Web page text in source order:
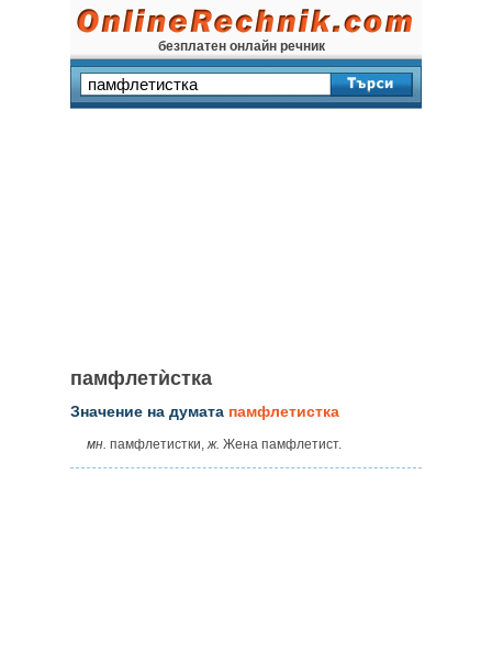
безплатен онлайн речник
памфлетѝстка
Значение на думата памфлетистка
мн. памфлетистки,ж. Жена памфлетист.